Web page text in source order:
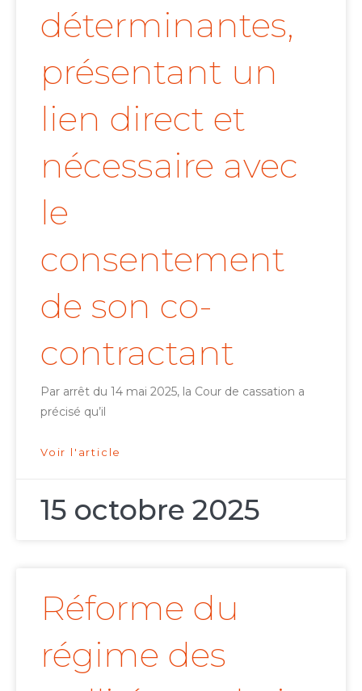
déterminantes,
présentant un
lien direct et
nécessaire avec
le
consentement
de son co-
contractant
Par arrêt du 14 mai 2025, la Cour de cassation a
précisé qu’il
Voir l'article
15 octobre 2025
Réforme du
régime des